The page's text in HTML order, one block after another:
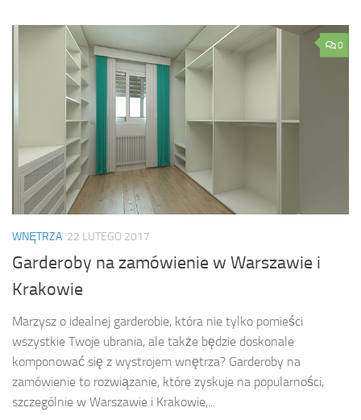
0
WNĘTRZA 22 LUTEGO 2017
Garderoby na zamówienie w Warszawie i
Krakowie
Marzysz o idealnej garderobie, która nie tylko pomieści
wszystkie Twoje ubrania, ale także będzie doskonale
komponować się z wystrojem wnętrza? Garderoby na
zamówienie to rozwiązanie, które zyskuje na popularności,
szczególnie w Warszawie i Krakowie,...